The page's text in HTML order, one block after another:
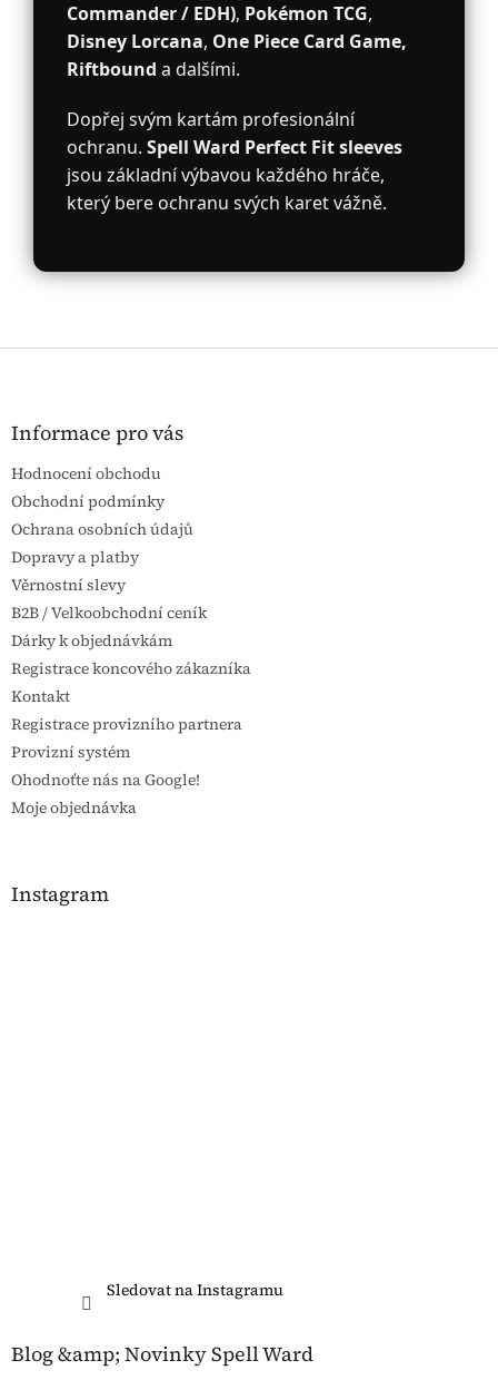
Commander / EDH), Pokémon TCG,
Disney Lorcana, One Piece Card Game,
Riftbound a dalšími.
Dopřej svým kartám profesionální
ochranu. Spell Ward Perfect Fit sleeves
jsou základní výbavou každého hráče,
který bere ochranu svých karet vážně.
Z
Informace pro vás
Hodnocení obchodu
Obchodní podmínky
Ochrana osobních údajů
Dopravy a platby
Věrnostní slevy
B2B / Velkoobchodní ceník
Dárky k objednávkám
Registrace koncového zákazníka
Kontakt
Registrace provizního partnera
Provizní systém
Ohodnoťte nás na Google!
Moje objednávka
Instagram
Sledovat na Instagramu
Blog &amp; Novinky Spell Ward